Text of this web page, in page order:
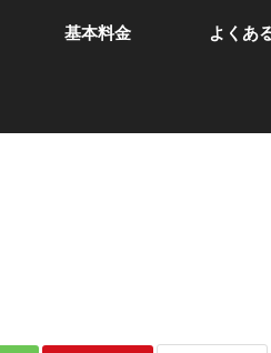
基本料金 よくあ